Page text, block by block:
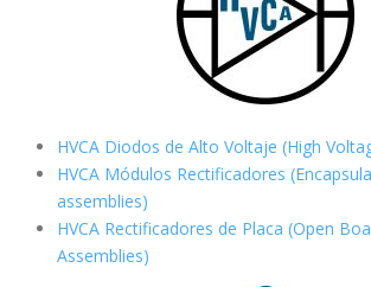
HVCA Diodos de Alto Voltaje (High
HVCA Módulos Rectificadores
assemblies)
HVCA Rectificadores de Placa (Open
Assemblies)